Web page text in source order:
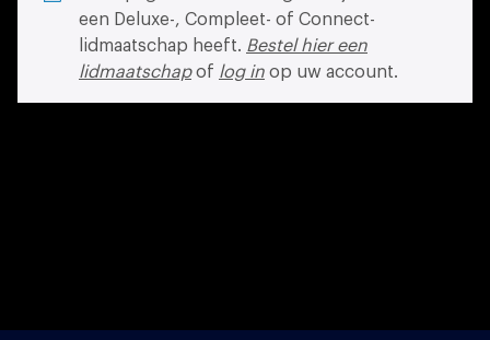
een Deluxe-, Compleet- of Connect-
lidmaatschap heeft. Bestel hier een
lidmaatschapof log in op uw account.